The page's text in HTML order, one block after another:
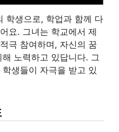
학생으로, 학업과 함께 다
요. 그녀는 학교에서 제
극 참여하며, 자신의 꿈
노력하고 있답니다. 그
생들이 자극을 받고 있